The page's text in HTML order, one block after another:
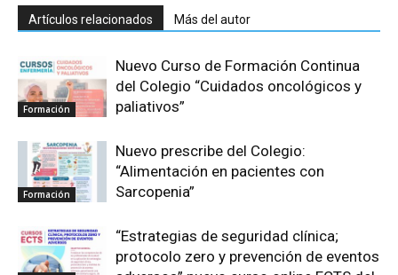
Artículos relacionados Más del autor
Formación
Nuevo Curso de Formación Continua
del Colegio “Cuidados oncológicos y
paliativos”
Formación
Nuevo prescribe del Colegio:
“Alimentación en pacientes con
Sarcopenia”
“Estrategias de seguridad clínica;
protocolo zero y prevención de eventos